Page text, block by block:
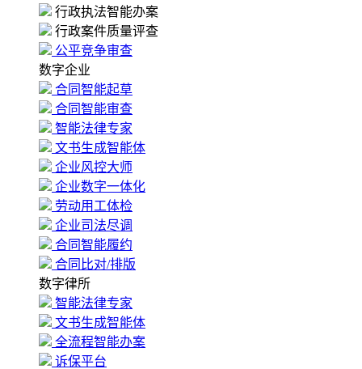
行政执法智能办案
行政案件质量评查
公平竞争审查
数字企业
合同智能起草
合同智能审查
智能法律专家
文书生成智能体
企业风控大师
企业数字一体化
劳动用工体检
企业司法尽调
合同智能履约
合同比对/排版
数字律所
智能法律专家
文书生成智能体
全流程智能办案
诉保平台